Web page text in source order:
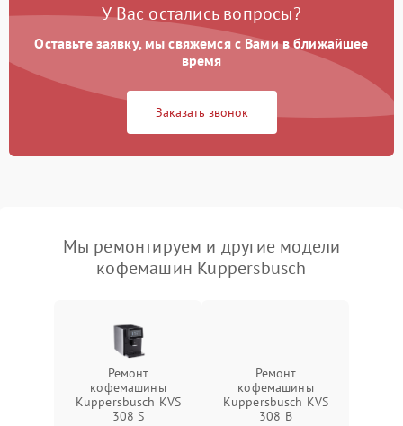
У Вас остались вопросы?
Оставьте заявку, мы свяжемся с Вами в ближайшее
время
Заказать звонок
Мы ремонтируем и другие модели
кофемашин Kuppersbusch
Ремонт
кофемашины
Kuppersbusch KVS
308 S
Ремонт
кофемашины
Kuppersbusch KVS
308 B